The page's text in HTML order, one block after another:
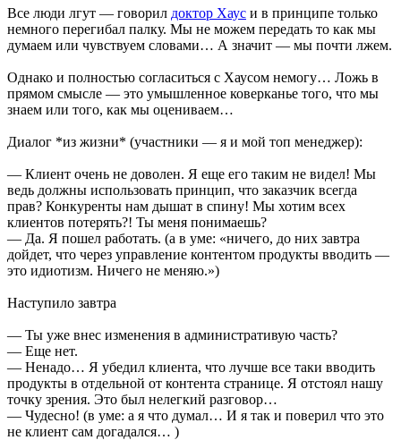
Все люди лгут — говорил доктор Хаус и в принципе только
немного перегибал палку. Мы не можем передать то как мы
думаем или чувствуем словами… А значит — мы почти лжем.
Однако и полностью согласиться с Хаусом немогу… Ложь в
прямом смысле — это умышленное коверканье того, что мы
знаем или того, как мы оцениваем…
Диалог *из жизни* (участники — я и мой топ менеджер):
— Клиент очень не доволен. Я еще его таким не видел! Мы
ведь должны использовать принцип, что заказчик всегда
прав? Конкуренты нам дышат в спину! Мы хотим всех
клиентов потерять?! Ты меня понимаешь?
— Да. Я пошел работать. (а в уме: «ничего, до них завтра
дойдет, что через управление контентом продукты вводить —
это идиотизм. Ничего не меняю.»)
Наступило завтра
— Ты уже внес изменения в административую часть?
— Еще нет.
— Ненадо… Я убедил клиента, что лучше все таки вводить
продукты в отдельной от контента странице. Я отстоял нашу
точку зрения. Это был нелегкий разговор…
— Чудесно! (в уме: а я что думал… И я так и поверил что это
не клиент сам догадался… )